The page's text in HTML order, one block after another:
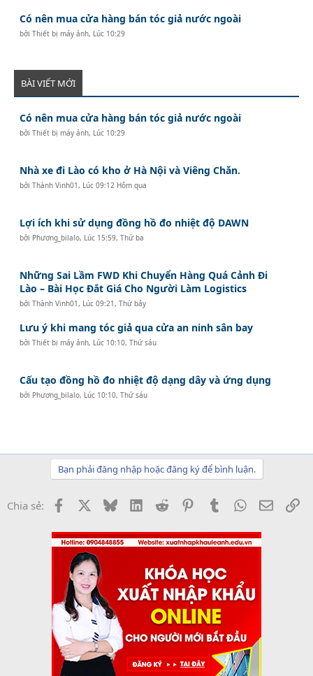
Có nên mua cửa hàng bán tóc giả nước ngoài
bởiThiết bị máy ảnh, Lúc 10:29
BÀI VIẾT MỚI
Có nên mua cửa hàng bán tóc giả nước ngoài
bởiThiết bị máy ảnh, Lúc 10:29
Nhà xe đi Lào có kho ở Hà Nội và Viêng Chăn.
bởiThành Vinh01 , Lúc 09:12 Hôm qua
Lợi ích khi sử dụng đồng hồ đo nhiệt độ DAWN
bởi Phương_bilalo, Lúc 15:59, Thứ ba
Những Sai Lầm FWD Khi Chuyển Hàng Quá Cảnh Đi
Lào – Bài Học Đắt Giá Cho Người Làm Logistics
bởiThành Vinh01 , Lúc 09:21, Thứ bảy
Lưu ý khi mang tóc giả qua cửa an ninh sân bay
bởiThiết bị máy ảnh, Lúc 10:10, Thứ sáu
Cấu tạo đồng hồ đo nhiệt độ dạng dây và ứng dụng
bởi Phương_bilalo, Lúc 10:10, Thứ sáu
Bạn phải đăng nhập hoặc đăng ký để bình luận.
Chia sẻ: Facebook BlueskyLinkedInReddit PinterestTumblrWhatsApp
Email